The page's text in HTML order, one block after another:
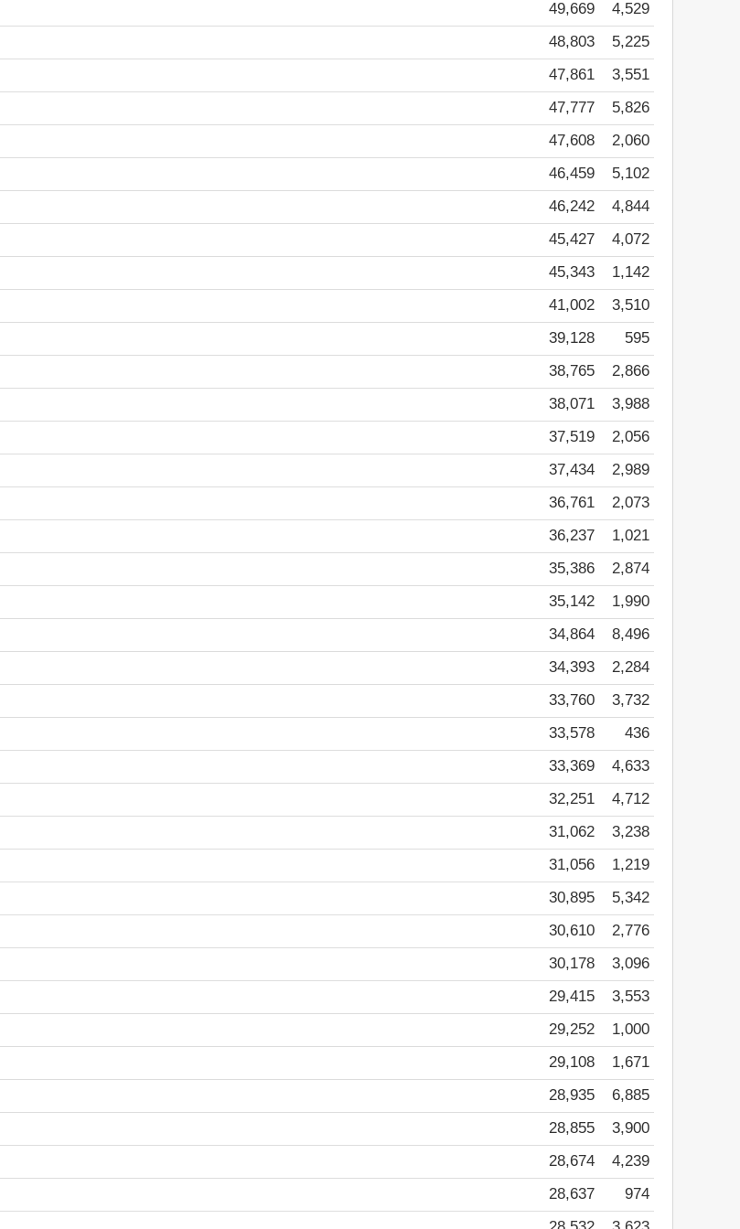
49,669 4,529
48,803 5,225
47,861 3,551
47,777 5,826
47,608 2,060
46,459 5,102
46,242 4,844
45,427 4,072
45,343 1,142
41,002 3,510
39,128 595
38,765 2,866
38,071 3,988
37,519 2,056
37,434 2,989
36,761 2,073
36,237 1,021
35,386 2,874
35,142 1,990
34,864 8,496
34,393 2,284
33,760 3,732
33,578 436
33,369 4,633
32,251 4,712
31,062 3,238
31,056 1,219
30,895 5,342
30,610 2,776
30,178 3,096
29,415 3,553
29,252 1,000
29,108 1,671
28,935 6,885
28,855 3,900
28,674 4,239
28,637 974